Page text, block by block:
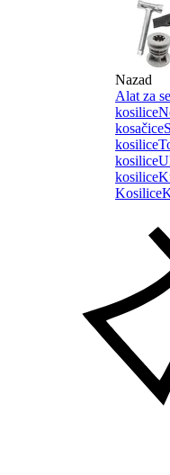
Nazad
Alat za
kosilice
kosačice
kosilice
kosilice
kosilice
Kosilice